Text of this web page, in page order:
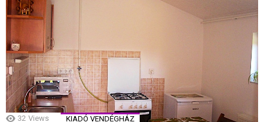
32 Views KIADÓ VENDÉGHÁZ